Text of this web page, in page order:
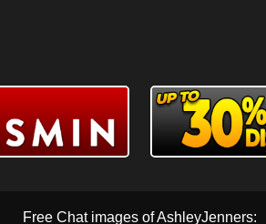
Free Chat images of AshleyJenners: